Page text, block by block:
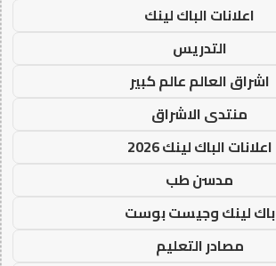
اعلانات الباك لينك
التدريس
اشراق العالم عالم كبير
منتدى الاشراق
اعلانات الباك لينك 2026
مدسن طب
باك لينك وجيست بوست
مصادر التعليم